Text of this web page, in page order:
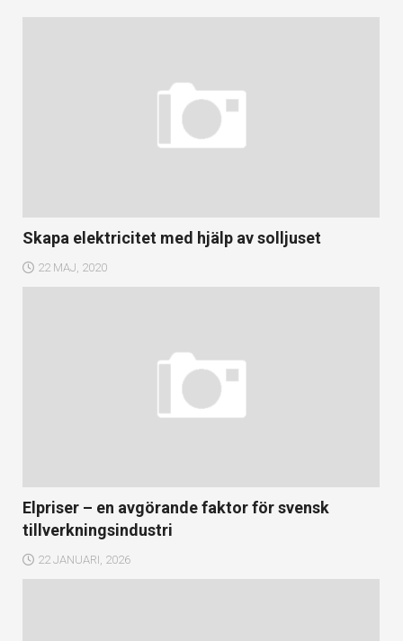
Skapa elektricitet med hjälp av solljuset
22 MAJ, 2020
Elpriser – en avgörande faktor för svensk
tillverkningsindustri
22 JANUARI, 2026